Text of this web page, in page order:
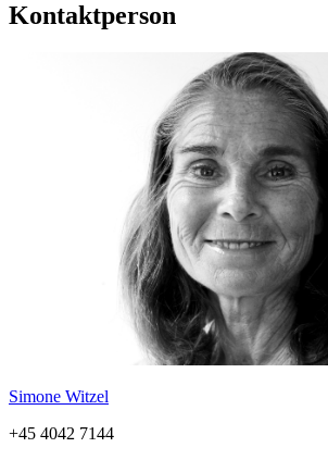
Kontaktperson
Simone Witzel
+45 4042 7144